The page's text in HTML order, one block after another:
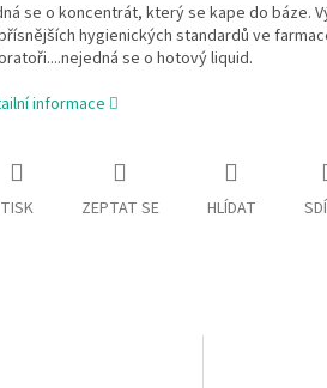
se o koncentrát, který se kape do báze.
hygienických standardů ve
se o hotový liquid.
informace
TISK ZEPTAT SE HLÍDAT